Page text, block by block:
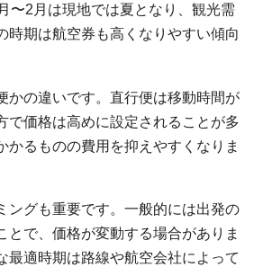
〜2月は現地では夏となり、観光需
時期は航空券も高くなりやすい傾向
かの違いです。直行便は移動時間が
で価格は高めに設定されることが多
かるものの費用を抑えやすくなりま
ングも重要です。一般的には出発の
とで、価格が変動する場合がありま
最適時期は路線や航空会社によって